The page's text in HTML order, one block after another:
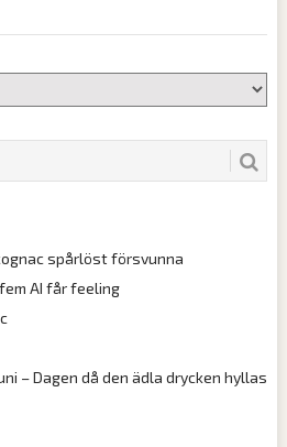
spårlöst försvunna
AI får feeling
– Dagen då den ädla drycken hyllas